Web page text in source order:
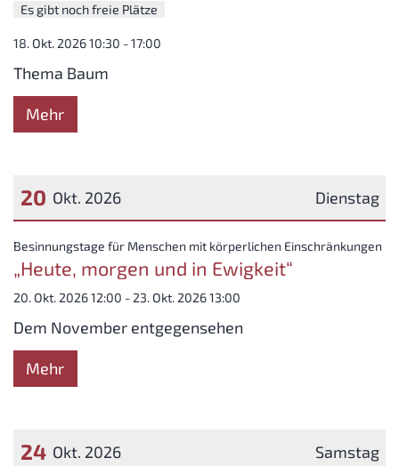
Es gibt noch freie Plätze
18. Okt. 2026 10:30 - 17:00
Thema Baum
Mehr
Dienstag
20 Okt. 2026
Datum: 20. Oktober 2026
Besinnungstage für Menschen mit körperlichen Einschränkungen
„Heute, morgen und in Ewigkeit“
20. Okt. 2026 12:00 - 23. Okt. 2026 13:00
Dem November entgegensehen
Mehr
Samstag
24 Okt. 2026